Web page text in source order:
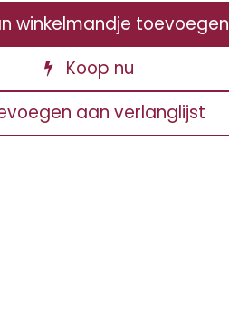
winkelmandje toevoegen
Koop nu
aan verlanglijst